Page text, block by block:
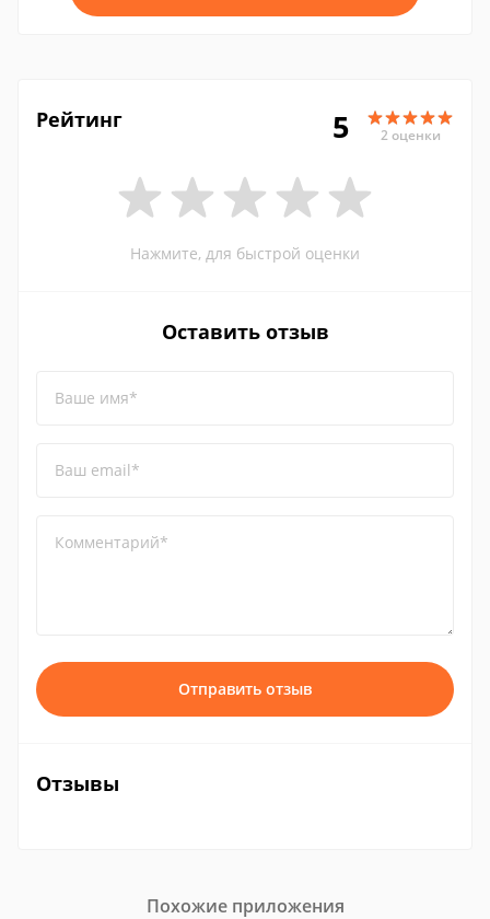
Рейтинг 5 2 оценки
Нажмите, для быстрой оценки
Оставить отзыв
Ваше имя*
Ваш email*
Комментарий*
Отправить отзыв
Отзывы
Похожие приложения